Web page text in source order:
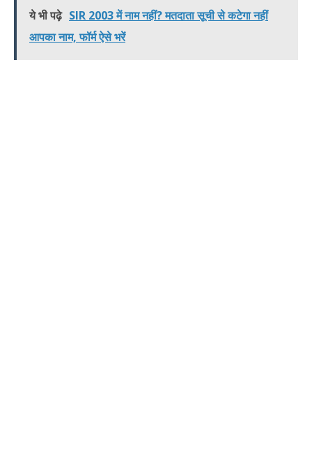
ये भी पढ़े SIR 2003 में नाम नहीं? मतदाता सूची से कटेगा नहीं
आपका नाम, फॉर्म ऐसे भरें